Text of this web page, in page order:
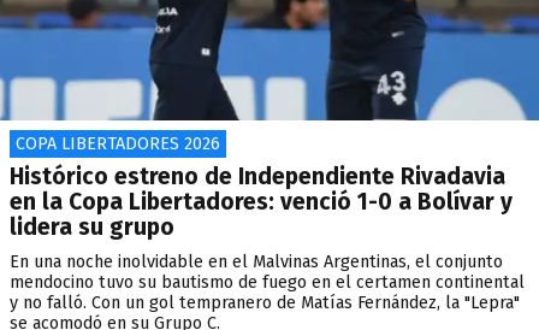
COPA LIBERTADORES 2026
Histórico estreno de Independiente Rivadavia
en la Copa Libertadores: venció 1-0 a Bolívar y
lidera su grupo
En una noche inolvidable en el Malvinas Argentinas, el conjunto
mendocino tuvo su bautismo de fuego en el certamen continental
y no falló. Con un gol tempranero de Matías Fernández, la "Lepra"
se acomodó en su Grupo C.